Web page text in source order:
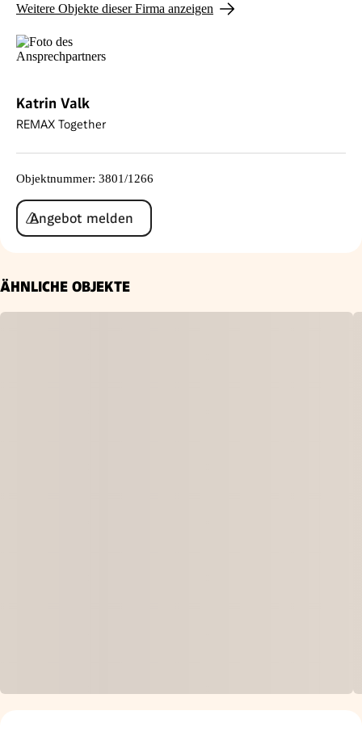
Weitere Objekte dieser Firma anzeigen
Katrin Valk
REMAX Together
Objektnummer: 3801/1266
Angebot melden
ÄHNLICHE OBJEKTE